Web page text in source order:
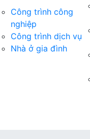
Công trình công
nghiệp
Công trình dịch vụ
Nhà ở gia đình